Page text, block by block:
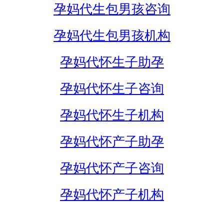
孕妈代生包男孩咨询
孕妈代生包男孩机构
孕妈代怀生子助孕
孕妈代怀生子咨询
孕妈代怀生子机构
孕妈代怀产子助孕
孕妈代怀产子咨询
孕妈代怀产子机构